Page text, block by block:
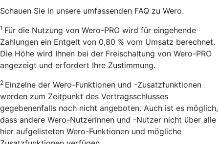
Schauen Sie in unsere umfassenden FAQ zu Wero.
1 Für die Nutzung von Wero-PRO wird für eingehende
Zahlungen ein Entgelt von 0,80 % vom Umsatz berechnet.
Die Höhe wird Ihnen bei der Freischaltung von Wero-PRO
angezeigt und erfordert Ihre Zustimmung.
2 Einzelne der Wero-Funktionen und -Zusatzfunktionen
werden zum Zeitpunkt des Vertragsschlusses
gegebenenfalls noch nicht angeboten. Auch ist es möglich,
dass andere Wero-Nutzerinnen und -Nutzer nicht über alle
hier aufgelisteten Wero-Funktionen und mögliche